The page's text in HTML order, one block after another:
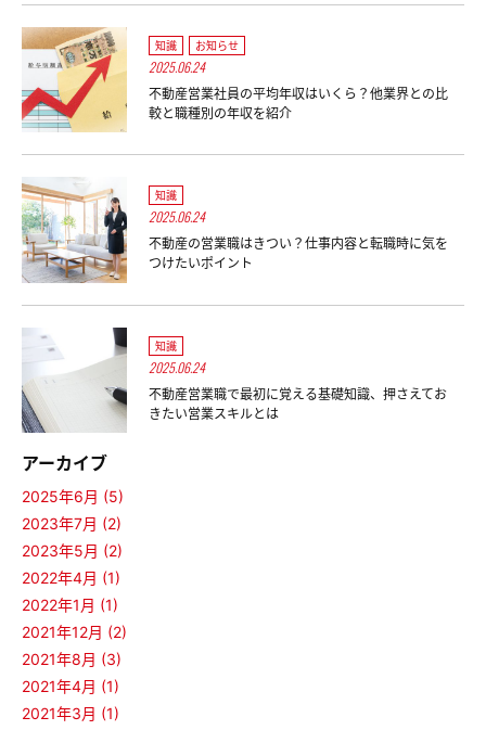
知識 お知らせ
2025.06.24
不動産営業社員の平均年収はいくら？他業界との比
較と職種別の年収を紹介
知識
2025.06.24
不動産の営業職はきつい？仕事内容と転職時に気を
つけたいポイント
知識
2025.06.24
不動産営業職で最初に覚える基礎知識、押さえてお
きたい営業スキルとは
アーカイブ
2025年6月 (5)
2023年7月 (2)
2023年5月 (2)
2022年4月 (1)
2022年1月 (1)
2021年12月 (2)
2021年8月 (3)
2021年4月 (1)
2021年3月 (1)